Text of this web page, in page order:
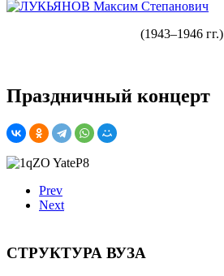
(1943–1946 гг.)
Праздничный концерт
Prev
Next
СТРУКТУРА ВУЗА